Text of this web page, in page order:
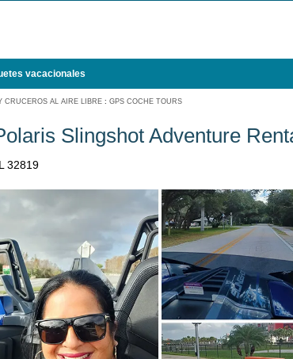
vacacionales
CRUCEROS AL AIRE LIBRE : GPS COCHE TOURS
Slingshot Adventure
32819